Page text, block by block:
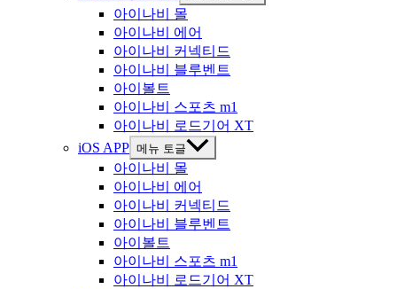
아이나비 몰
아이나비 에어
아이나비 커넥티드
아이나비 블루벤트
아이볼트
아이나비 스포츠 m1
아이나비 로드기어 XT
iOS APP 메뉴 토글
아이나비 몰
아이나비 에어
아이나비 커넥티드
아이나비 블루벤트
아이볼트
아이나비 스포츠 m1
아이나비 로드기어 XT